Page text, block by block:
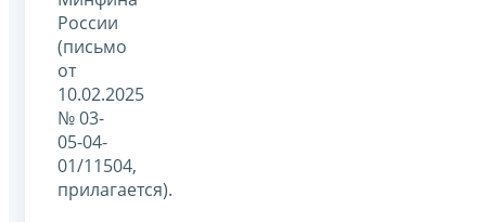
России
(письмо
от
10.02.2025
№ 03-
05-04-
01/11504,
прилагается).